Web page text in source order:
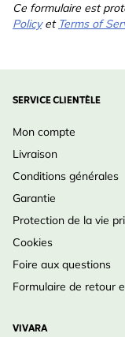
Ce formulaire est
Policyet Terms of
SERVICE CLIENTÈLE
Mon compte
Livraison
Conditions générales
Garantie
Protection de la vie
Cookies
Foire aux questions
Formulaire de retour
VIVARA